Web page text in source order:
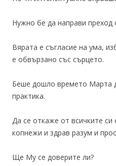
Нужно бе да направи преход
Вярата е съгласие на ума,
е обвързано със сърцето.
Беше дошло времето Марта
практика.
Да се откаже от всичките си
копнежи и здрав разум и
Ще Му се доверите ли?